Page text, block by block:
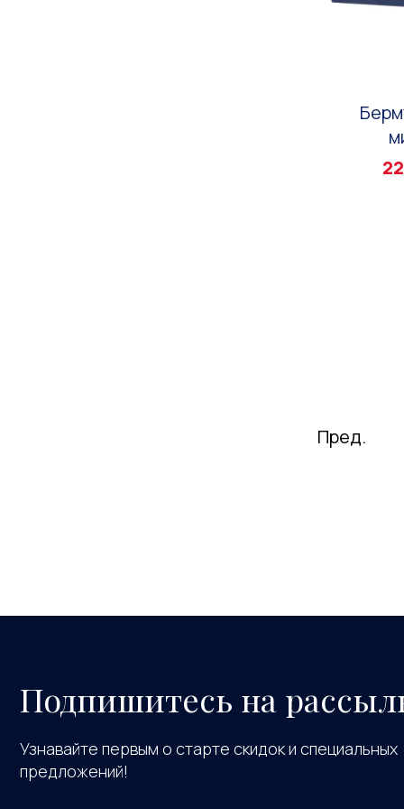
Пред.
Подпишитесь на
Узнавайте первым о старте скидок и специальных
предложений!